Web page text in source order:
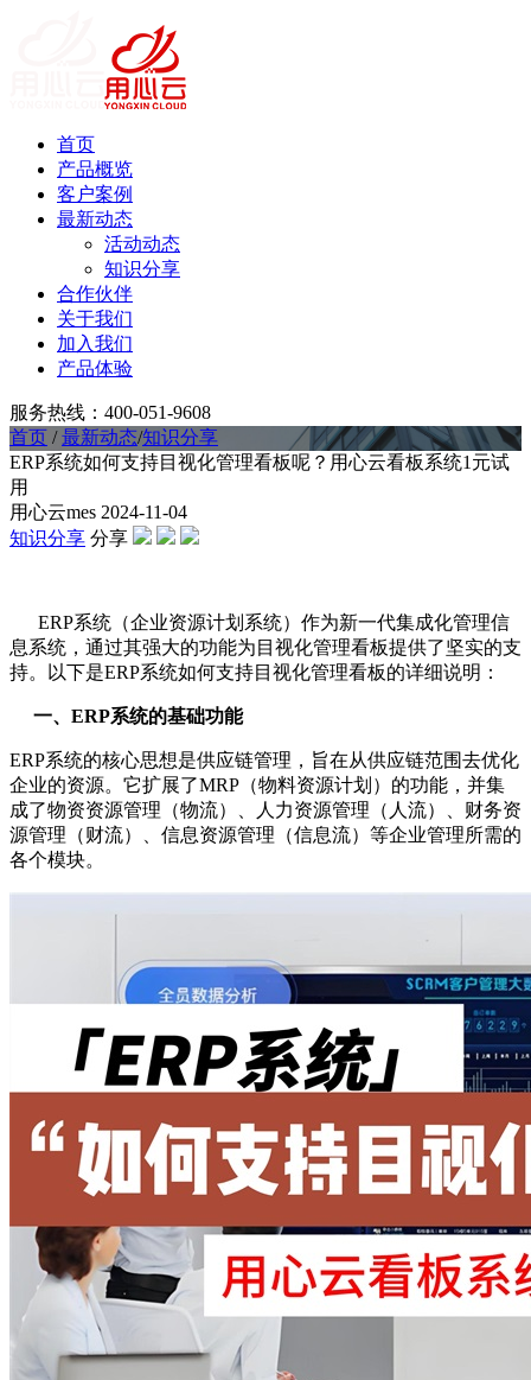
首页
产品概览
客户案例
最新动态
活动动态
知识分享
合作伙伴
关于我们
加入我们
产品体验
服务热线：400-051-9608
首页 /最新动态/知识分享
ERP系统如何支持目视化管理看板呢？用心云看板系统1元试
用
用心云mes 2024-11-04
知识分享 分享
ERP系统（企业资源计划系统）作为新一代集成化管理信
息系统，通过其强大的功能为目视化管理看板提供了坚实的支
持。以下是ERP系统如何支持目视化管理看板的详细说明：
一、ERP系统的基础功能
ERP系统的核心思想是供应链管理，旨在从供应链范围去优化
企业的资源。它扩展了MRP（物料资源计划）的功能，并集
成了物资资源管理（物流）、人力资源管理（人流）、财务资
源管理（财流）、信息资源管理（信息流）等企业管理所需的
各个模块。